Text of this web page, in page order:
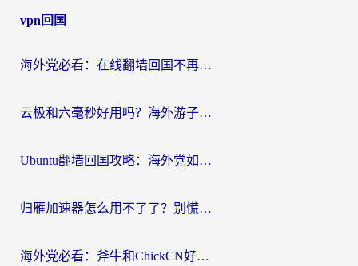
vpn回国
海外党必看：在线翻墙回国不再难！教你选对加速器无缝刷国内资源
云极和六毫秒好用吗？海外游子解锁国内资源的真实答案
Ubuntu翻墙回国攻略：海外党如何选对加速器，无缝刷国内剧玩游戏？
归雁加速器怎么用不了了？别慌，这篇指南教你如何丝滑“回家”
海外党必看：斧牛和ChickCN好用吗？3款热门加速器实测+番茄加速器深度体验